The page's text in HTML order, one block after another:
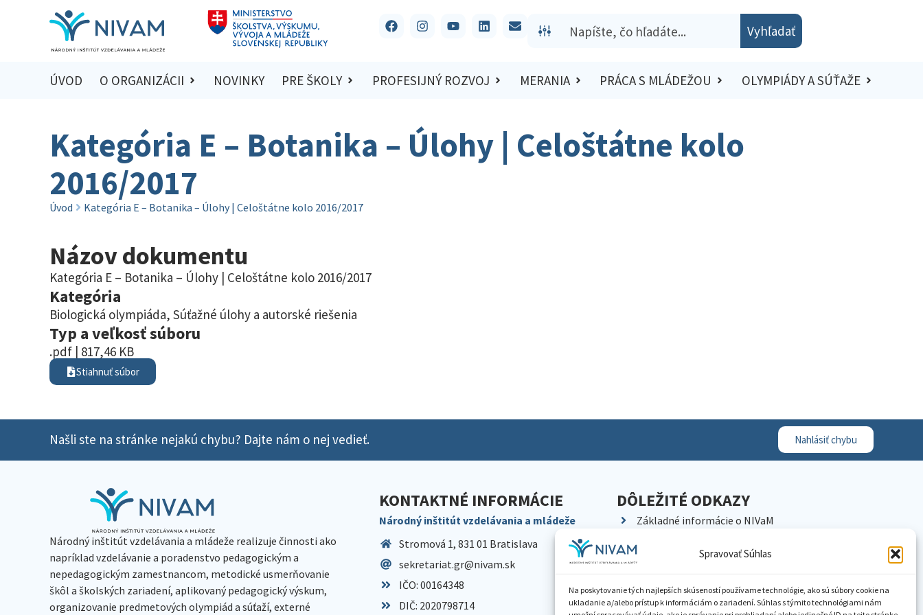
Spravovať Súhlas
Na poskytovanie tých najlepších skúseností používame technológie, ako sú súbory cookie na
ukladanie a/alebo prístup k informáciám o zariadení. Súhlas s týmito technológiami nám
Vyhľadať
ÚVOD O ORGANIZÁCII NOVINKY PRE ŠKOLY PROFESIJNÝ ROZVOJ MERANIA PRÁCA S MLÁDEŽOU OLYMPIÁDY A SÚŤAŽE
Kategória E – Botanika – Úlohy | Celoštátne kolo
2016/2017
Úvod Kategória E – Botanika – Úlohy | Celoštátne kolo 2016/2017
Názov dokumentu
Kategória E – Botanika – Úlohy | Celoštátne kolo 2016/2017
Kategória
Biologická olympiáda, Súťažné úlohy a autorské riešenia
Typ a veľkosť súboru
.pdf | 817,46 KB
Stiahnuť súbor
Našli ste na stránke nejakú chybu? Dajte nám o nej vedieť. Nahlásiť chybu
Národný inštitút vzdelávania a mládeže realizuje činnosti ako
napríklad vzdelávanie a poradenstvo pedagogickým a
nepedagogickým zamestnancom, metodické usmerňovanie
škôl a školských zariadení, aplikovaný pedagogický výskum,
organizovanie predmetových olympiád a súťaží, externé
KONTAKTNÉ INFORMÁCIE
Národný inštitút vzdelávania a mládeže
Stromová 1, 831 01 Bratislava
sekretariat.gr@nivam.sk
IČO: 00164348
DIČ: 2020798714
DÔLEŽITÉ ODKAZY
Základné informácie o NIVaM
Kariéra
Pracoviská NIVaM